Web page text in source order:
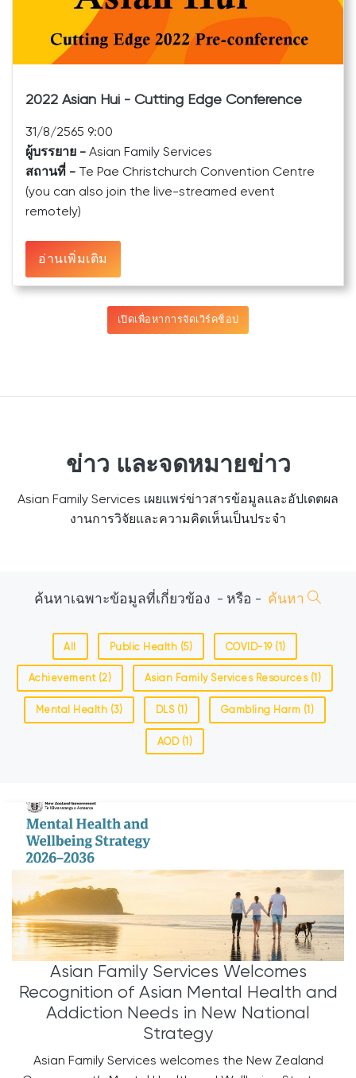
2022 Asian Hui - Cutting Edge Conference
31/8/2565 9:00
ผู้บรรยาย - Asian Family Services
สถานที่ - Te Pae Christchurch Convention Centre
(you can also join the live-streamed event
remotely)
อ่านเพิ่มเติม
เปิดเพื่อหาการจัดเวิร์คช็อป
ข่าว และจดหมายข่าว
Asian Family Services เผยแพร่ข่าวสารข้อมูลและอัปเดตผล
งานการวิจัยและความคิดเห็นเป็นประจำ
ค้นหาเฉพาะข้อมูลที่เกี่ยวข้อง - หรือ - ค้นหา
All Public Health (5) COVID-19 (1)
Achievement (2) Asian Family Services Resources (1)
Mental Health (3) DLS (1) Gambling Harm (1)
AOD (1)
Asian Family Services Welcomes
Recognition of Asian Mental Health and
Addiction Needs in New National
Strategy
Asian Family Services welcomes the New Zealand